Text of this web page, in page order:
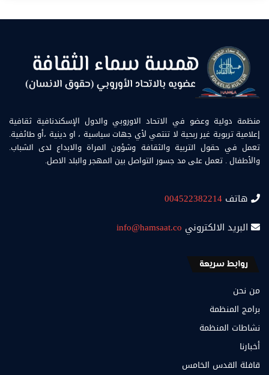
منظمة دولية وعضو في الاتحاد الاوروبي والدول الإسكندنافية ثقافية
إعلامية تربوية غير ربحية لا تنتمي لأي جهات سياسية ، او دينية ،أو طائفية.
تعمل في حقول التربية والثقافة وشؤون المراة والابداع لدى الشباب.
والأطفال . تعمل على مد جسور التواصل بين المهجر والبلد الاصل.
هاتف 004522382214
البريد الالكتروني info@hamsaat.co
روابط سريعة
من نحن
برامج المنظمة
نشاطات المنظمة
أخبارنا
قافلة القدس الخامس